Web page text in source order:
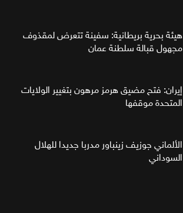
هيئة بحرية بريطانية: سفينة تتعرض لمقذوف
مجهول قبالة سلطنة عمان
إيران: فتح مضيق هرمز مرهون بتغيير الولايات
المتحدة موقفها
الألماني جوزيف زينباور مدربا جديدا للهلال
السوداني